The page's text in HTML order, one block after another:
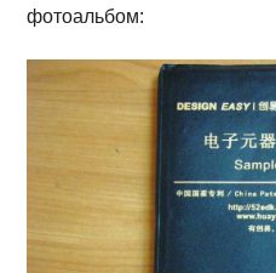
фотоальбом: